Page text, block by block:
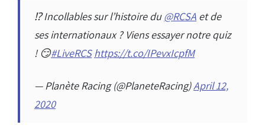
⁉️ Incollables sur l’histoire du@RCSA et de
ses internationaux ? Viens essayer notre quiz
! 😏#LiveRCS https://t.co/IPevxIcpfM
— Planète Racing (@PlaneteRacing)April 12,
2020